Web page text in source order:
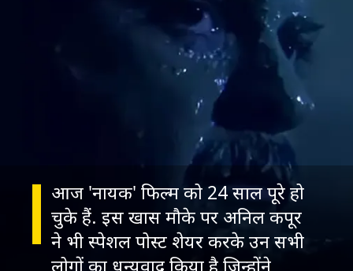
आज 'नायक' फिल्म को 24 साल पूरे हो
चुके हैं. इस खास मौके पर अनिल कपूर
ने भी स्पेशल पोस्ट शेयर करके उन सभी
लोगों का धन्यवाद किया है जिन्होंने